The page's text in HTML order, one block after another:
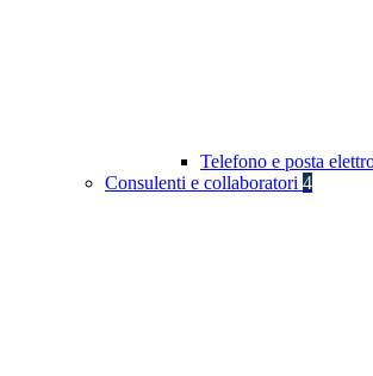
Telefono e posta
Consulenti e collaboratori 4